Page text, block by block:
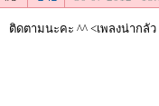
ติดตามนะคะ ^^ <เพลงน่ากลัว